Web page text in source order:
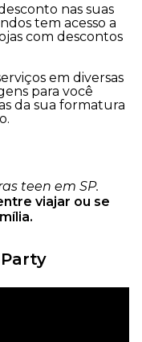
nas suas
tem acesso a
com descontos
em diversas
para você
da sua formatura
teen em SP.
viajar ou se